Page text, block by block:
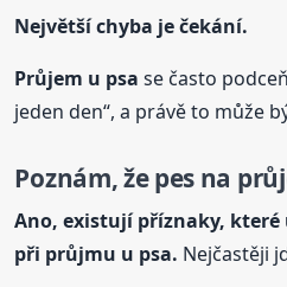
Největší chyba je čekání.
Průjem u psa se často
jeden den“, a právě to může
Poznám, že pes na
Ano, existují příznaky,
při průjmu u psa. Nejčastěji